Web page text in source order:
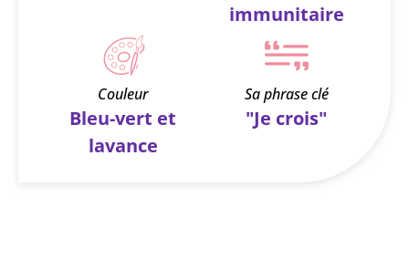
immunitaire
Couleur
Bleu-vert et
lavance
Sa phrase clé
"Je crois"